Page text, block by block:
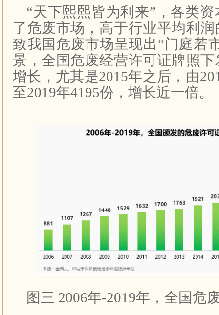
“天下熙熙皆为利来”，各类
了危废市场，高于行业平均利
致我国危废市场呈现出“门庭若
景，全国危废经营许可证牌照
增长，尤其是2015年之后，由
至2019年4195份，增长近一倍
图三 2006年-2019年，全国危